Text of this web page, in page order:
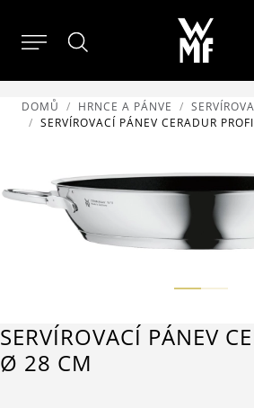
DOMŮ HRNCE A PÁNVE
SERVÍROVACÍ PÁNEV CERADUR
SERVÍROVACÍ PÁNEV
Ø 28 CM